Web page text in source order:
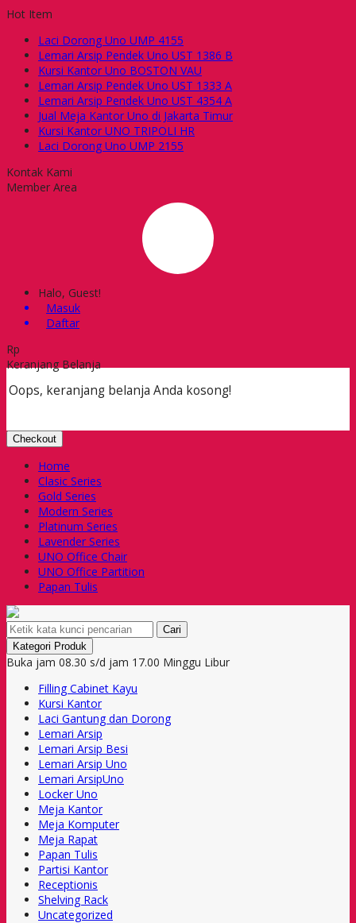
Hot Item
Laci Dorong Uno UMP 4155
Lemari Arsip Pendek Uno UST 1386 B
Kursi Kantor Uno BOSTON VAU
Lemari Arsip Pendek Uno UST 1333 A
Lemari Arsip Pendek Uno UST 4354 A
Jual Meja Kantor Uno di Jakarta Timur
Kursi Kantor UNO TRIPOLI HR
Laci Dorong Uno UMP 2155
Kontak Kami
Member Area
Halo, Guest!
Masuk
Daftar
Rp
Keranjang Belanja
Oops, keranjang belanja Anda kosong!
Checkout
Home
Clasic Series
Gold Series
Modern Series
Platinum Series
Lavender Series
UNO Office Chair
UNO Office Partition
Papan Tulis
Cari
Kategori Produk
Buka jam 08.30 s/d jam 17.00 Minggu Libur
Filling Cabinet Kayu
Kursi Kantor
Laci Gantung dan Dorong
Lemari Arsip
Lemari Arsip Besi
Lemari Arsip Uno
Lemari ArsipUno
Locker Uno
Meja Kantor
Meja Komputer
Meja Rapat
Papan Tulis
Partisi Kantor
Receptionis
Shelving Rack
Uncategorized